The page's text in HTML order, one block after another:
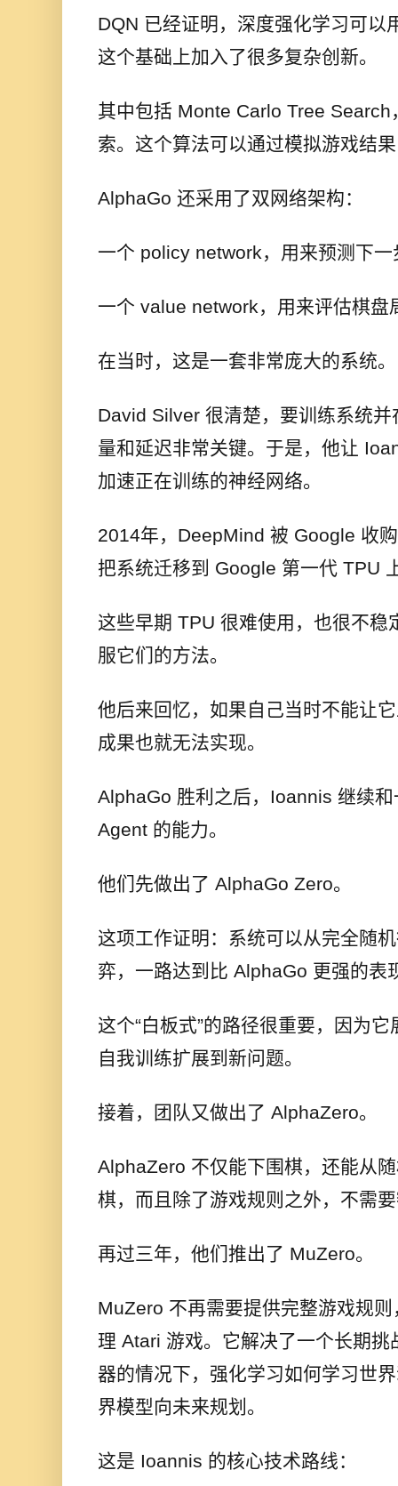
DQN 已经证明，深度强化学习可以
这个基础上加入了很多复杂创新。
其中包括 Monte Carlo Tree Search
索。这个算法可以通过模拟游戏结
AlphaGo 还采用了双网络架构：
一个 policy network，用来预测下一
一个 value network，用来评估棋盘
在当时，这是一套非常庞大的系统。
David Silver 很清楚，要训练系统
量和延迟非常关键。于是，他让
加速正在训练的神经网络。
2014年，DeepMind 被 Google 收
把系统迁移到 Google 第一代 TPU
这些早期 TPU 很难使用，也很不
服它们的方法。
他后来回忆，如果自己当时不能让
成果也就无法实现。
AlphaGo 胜利之后，Ioannis 继续
Agent 的能力。
他们先做出了 AlphaGo Zero。
这项工作证明：系统可以从完全随
弈，一路达到比 AlphaGo 更强的表
这个“白板式”的路径很重要，因为
自我训练扩展到新问题。
接着，团队又做出了 AlphaZero。
AlphaZero 不仅能下围棋，还能从
棋，而且除了游戏规则之外，不需
再过三年，他们推出了 MuZero。
MuZero 不再需要提供完整游戏规
理 Atari 游戏。它解决了一个长期
器的情况下，强化学习如何学习世
界模型向未来规划。
这是 Ioannis 的核心技术路线：